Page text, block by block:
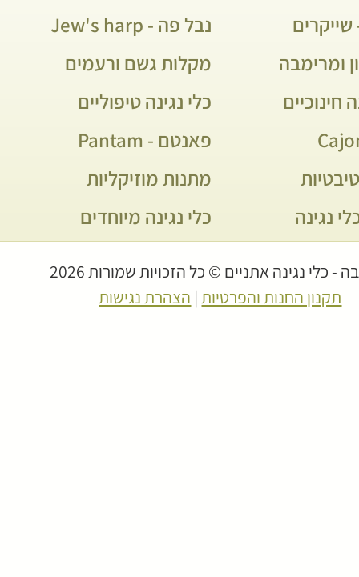
נבל פה - Jew's harp
ומרימבה
מקלות גשם ורעמים
חינוכיים
כלי נגינה טיפוליים
פאנטם - Pantam
מתנות מוזיקליות
נגינה
כלי נגינה מיוחדים
- כלי נגינה אתניים © כל הזכויות שמורות 2026
תקנון החנות והפרטיות| הצהרת נגישות